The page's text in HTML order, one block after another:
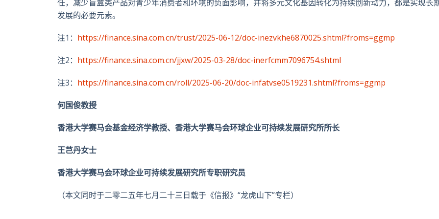
任，减少盲盒类产品对青少年消费者和环境的负面影响，并将多元文化基因转化为持续创新动力，都是实现长
发展的必要元素。
注1 ： https://finance.sina.com.cn/trust/2025-06-12/doc-inezvkhe6870025.shtml?froms=ggmp
注2： https://finance.sina.com.cn/jjxw/2025-03-28/doc-inerfcmm7096754.shtml
注3： https://finance.sina.com.cn/roll/2025-06-20/doc-infatvse0519231.shtml?froms=ggmp
何国俊教授
香港大学赛马会基金经济学教授、香港大学赛马会环球企业可持续发展研究所所长
王芑丹女士
香港大学赛马会环球企业可持续发展研究所专职研究员
（本文同时于二零二五年七月二十三日载于《信报》“龙虎山下”专栏）